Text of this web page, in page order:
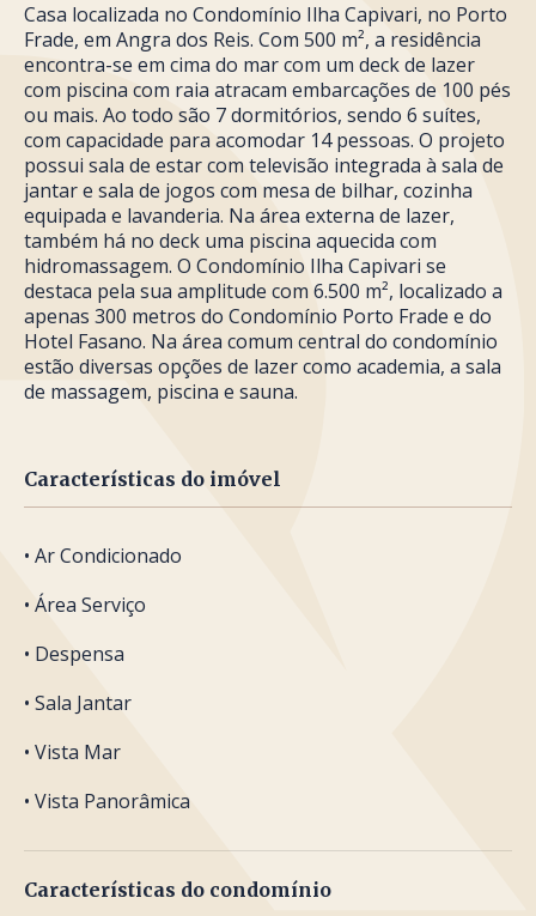
Casa localizada no Condomínio Ilha Capivari, no Porto
Frade, em Angra dos Reis. Com 500 m², a residência
encontra-se em cima do mar com um deck de lazer
com piscina com raia atracam embarcações de 100 pés
ou mais. Ao todo são 7 dormitórios, sendo 6 suítes,
com capacidade para acomodar 14 pessoas. O projeto
possui sala de estar com televisão integrada à sala de
jantar e sala de jogos com mesa de bilhar, cozinha
equipada e lavanderia. Na área externa de lazer,
também há no deck uma piscina aquecida com
hidromassagem. O Condomínio Ilha Capivari se
destaca pela sua amplitude com 6.500 m², localizado a
apenas 300 metros do Condomínio Porto Frade e do
Hotel Fasano. Na área comum central do condomínio
estão diversas opções de lazer como academia, a sala
de massagem, piscina e sauna.
Características do imóvel
• Ar Condicionado
• Área Serviço
• Despensa
• Sala Jantar
• Vista Mar
• Vista Panorâmica
Características do condomínio